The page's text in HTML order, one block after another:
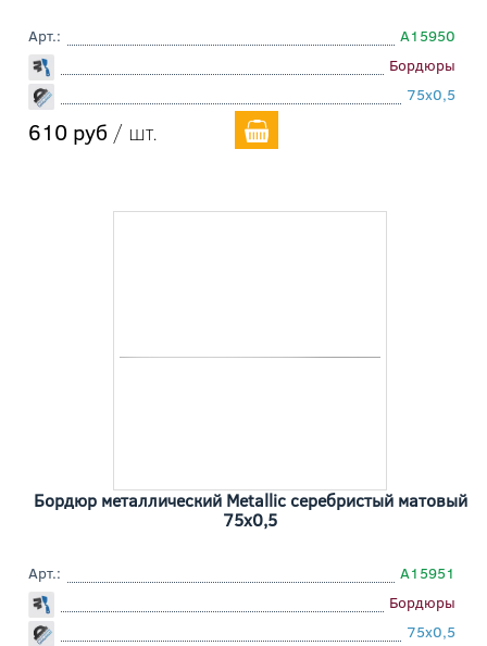
Арт.:
A15950
Бордюры
75x0,5
610 руб / шт.
Бордюр металлический Metallic серебристый матовый
75x0,5
Арт.:
A15951
Бордюры
75x0,5